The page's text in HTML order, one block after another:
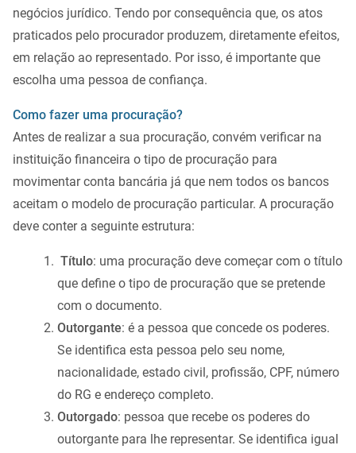
negócios jurídico. Tendo por consequência que, os atos
praticados pelo procurador produzem, diretamente efeitos,
em relação ao representado. Por isso, é importante que
escolha uma pessoa de confiança.
Como fazer uma procuração?
Antes de realizar a sua procuração, convém verificar na
instituição financeira o tipo de procuração para
movimentar conta bancária já que nem todos os bancos
aceitam o modelo de procuração particular. A procuração
deve conter a seguinte estrutura:
Título: uma procuração deve começar com o título
que define o tipo de procuração que se pretende
com o documento.
Outorgante: é a pessoa que concede os poderes.
Se identifica esta pessoa pelo seu nome,
nacionalidade, estado civil, profissão, CPF, número
do RG e endereço completo.
Outorgado: pessoa que recebe os poderes do
outorgante para lhe representar. Se identifica igual